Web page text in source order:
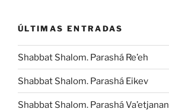
ÚLTIMAS ENTRADAS
Shabbat Shalom. Parashá Re’eh
Shabbat Shalom. Parashá Eikev
Shabbat Shalom. Parashá Va’etjanan